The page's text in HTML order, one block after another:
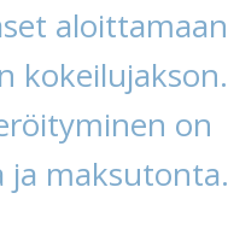
aloittamaan
kokeilujakson.
on
ja maksutonta.